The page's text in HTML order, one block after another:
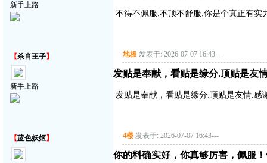
新手上路
不得不佩服,不顶不舒服,你是个真正有实
【杀肖王子】
新手上路
地板 发表于: 2026-07-07 16:43---
发贴是奉献，看贴是缘分.顶贴是友
发贴是奉献，看贴是缘分.顶贴是友情.感
【蓝色妖姬】 4楼 发表于: 2026-07-07 16:43---
你的料确实好，你真够厉害，佩服